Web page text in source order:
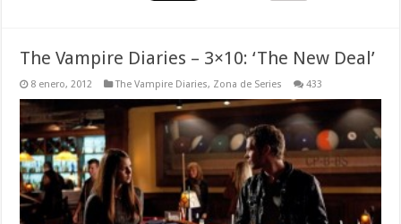
The Vampire Diaries – 3×10: ‘The New Deal’
8 enero, 2012 The Vampire Diaries, Zona de Series 433